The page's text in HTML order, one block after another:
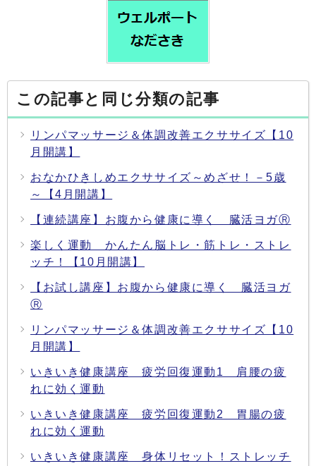
この記事と同じ分類の記事
リンパマッサージ＆体調改善エクササイズ【10
月開講】
おなかひきしめエクササイズ～めざせ！－5歳
～【4月開講】
【連続講座】お腹から健康に導く 臓活ヨガⓇ
楽しく運動 かんたん脳トレ・筋トレ・ストレ
ッチ！【10月開講】
【お試し講座】お腹から健康に導く 臓活ヨガ
Ⓡ
リンパマッサージ＆体調改善エクササイズ【10
月開講】
いきいき健康講座 疲労回復運動1 肩腰の疲
れに効く運動
いきいき健康講座 疲労回復運動2 胃腸の疲
れに効く運動
いきいき健康講座 身体リセット！ストレッチ